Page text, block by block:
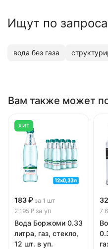
Ищут по
вода без газа
Вам также может
ХИТ
183 ₽ за 1 шт
2 195 ₽ за уп
Вода Боржоми 0.33
литра, газ, стекло,
12 шт. в уп.
7